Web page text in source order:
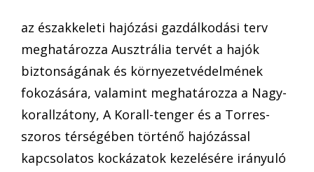
az északkeleti hajózási gazdálkodási terv
meghatározza Ausztrália tervét a hajók
biztonságának és környezetvédelmének
fokozására, valamint meghatározza a Nagy-
korallzátony, A Korall-tenger és a Torres-
szoros térségében történő hajózással
kapcsolatos kockázatok kezelésére irányuló